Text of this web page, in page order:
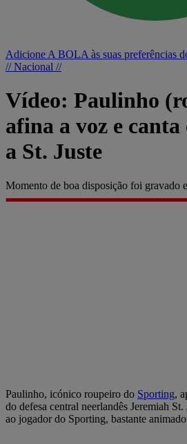
Adicione A BOLA às suas preferências
// Nacional //
Vídeo: Paulinho
afina a voz e canta
a St. Juste
Momento de boa disposição foi gravado
Paulinho, icónico roupeiro do Sporting,
do defesa central neerlandês Jeremiah St.
ao jogador do Sporting, bastante